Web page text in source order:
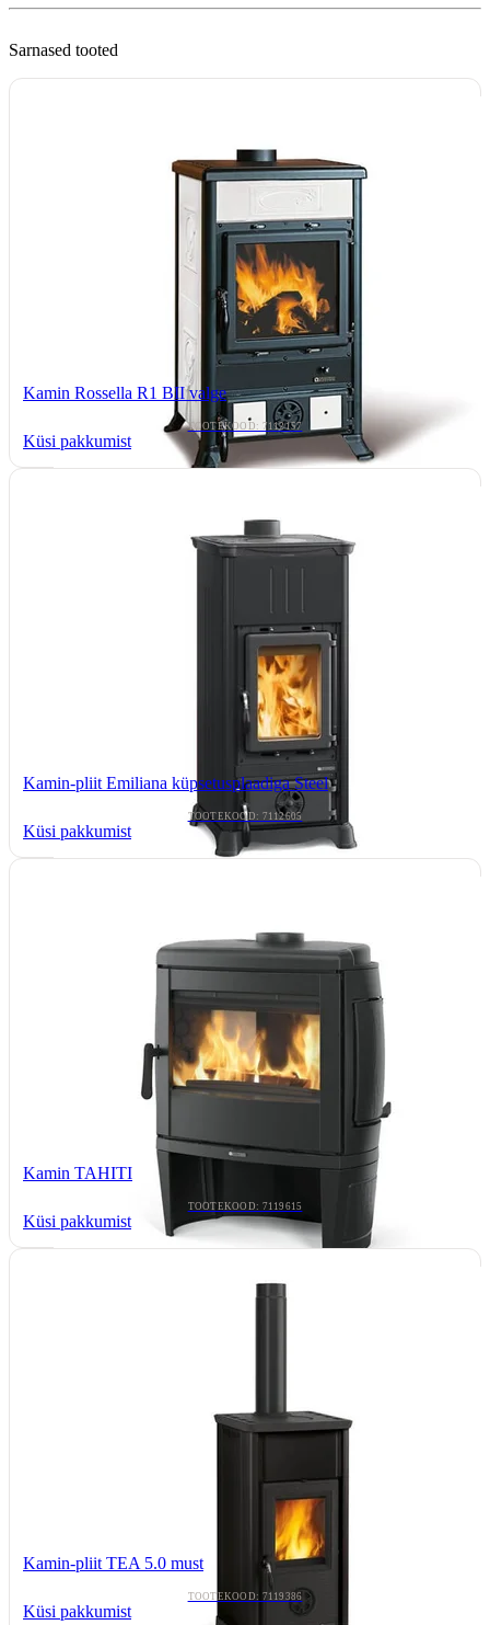
Sarnased tooted
Kamin Rossella R1 BII valge
TOOTEKOOD: 7112157
Küsi pakkumist
Kamin-pliit Emiliana küpsetusplaadiga Steel
TOOTEKOOD: 7112605
Küsi pakkumist
Kamin TAHITI
TOOTEKOOD: 7119615
Küsi pakkumist
Kamin-pliit TEA 5.0 must
TOOTEKOOD: 7119386
Küsi pakkumist